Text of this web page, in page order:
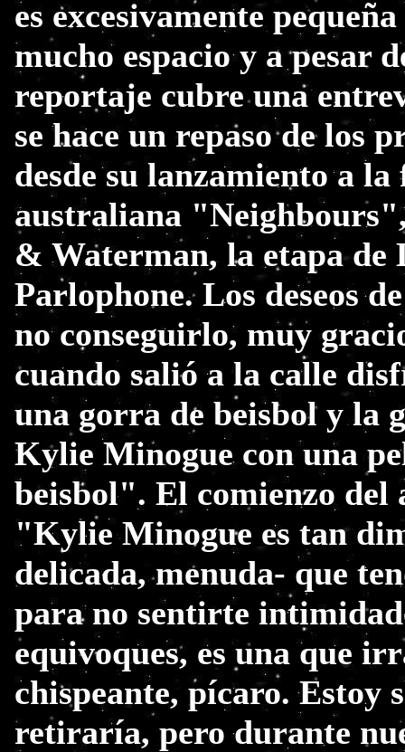
es excesivamente
mucho espacio y a pesar
reportaje cubre una
se hace un repaso de los
desde su lanzamiento a
australiana
& Waterman, la etapa
Parlophone. Los deseos
no conseguirlo, muy
cuando salió a la calle
una gorra de beisbol y la
Kylie Minogue con una
beisbol". El comienzo
"Kylie Minogue es tan
delicada, menuda- que
para no sentirte
equivoques, es una que
chispeante, pícaro. Estoy
retiraría, pero durante